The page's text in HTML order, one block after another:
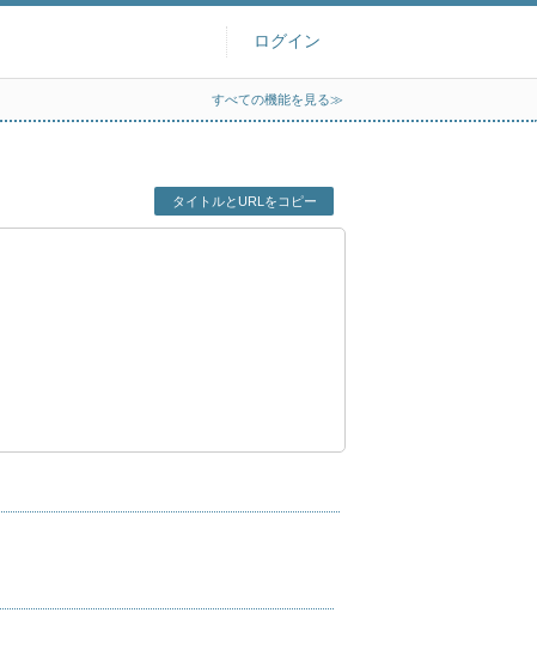
ログイン
すべての機能を見る≫
タイトルとURLをコピー